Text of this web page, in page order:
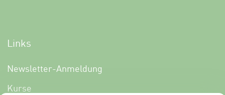
Links
Newsletter-Anmeldung
Kurse